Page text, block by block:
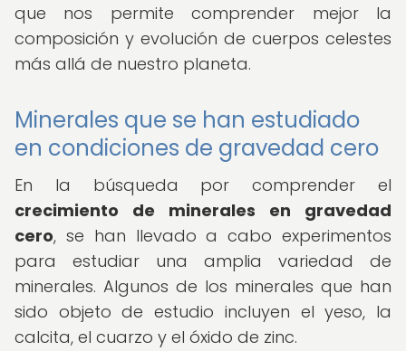
que nos permite comprender mejor la
composición y evolución de cuerpos celestes
más allá de nuestro planeta.
Minerales que se han estudiado
en condiciones de gravedad cero
En la búsqueda por comprender el
crecimiento de minerales en gravedad
cero, se han llevado a cabo experimentos
para estudiar una amplia variedad de
minerales. Algunos de los minerales que han
sido objeto de estudio incluyen el yeso, la
calcita, el cuarzo y el óxido de zinc.